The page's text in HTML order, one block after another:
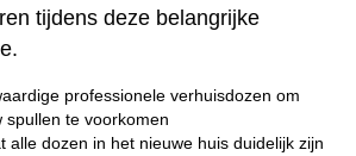
tijdens deze belangrijke
professionele verhuisdozen om
spullen te voorkomen
alle dozen in het nieuwe huis duidelijk zijn